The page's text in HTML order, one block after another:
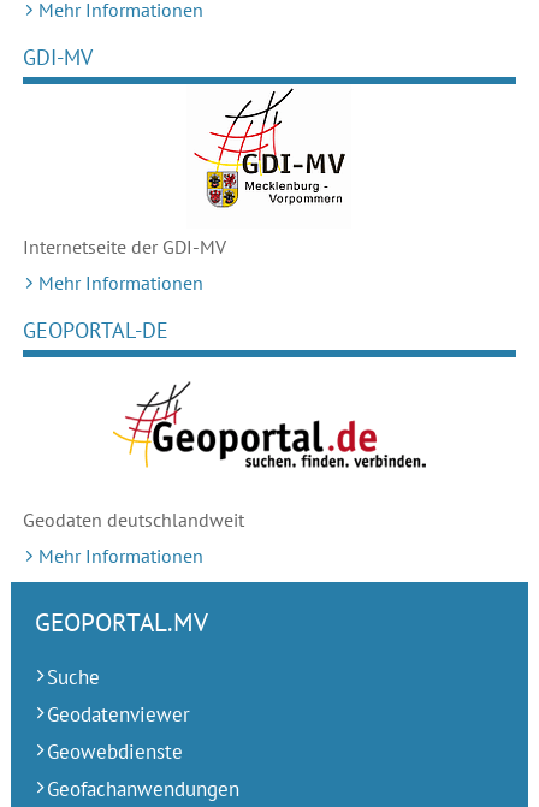
Mehr Informationen
GDI-MV
Internetseite der GDI-MV
Mehr Informationen
GEOPORTAL-DE
Geodaten deutschlandweit
Mehr Informationen
GEOPORTAL.MV
Suche
Geodatenviewer
Geowebdienste
Geofachanwendungen